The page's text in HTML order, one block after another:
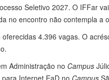
Seletivo 2027. O IFFar
no encontro não contempla a
4.396 vagas. O
Administração no Campus